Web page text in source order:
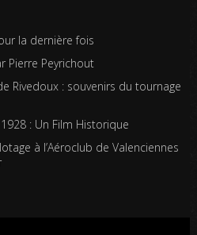
la dernière fois
Pierre Peyrichout
Rivedoux : souvenirs du tournage
: Un Film Historique
à l’Aéroclub de Valenciennes